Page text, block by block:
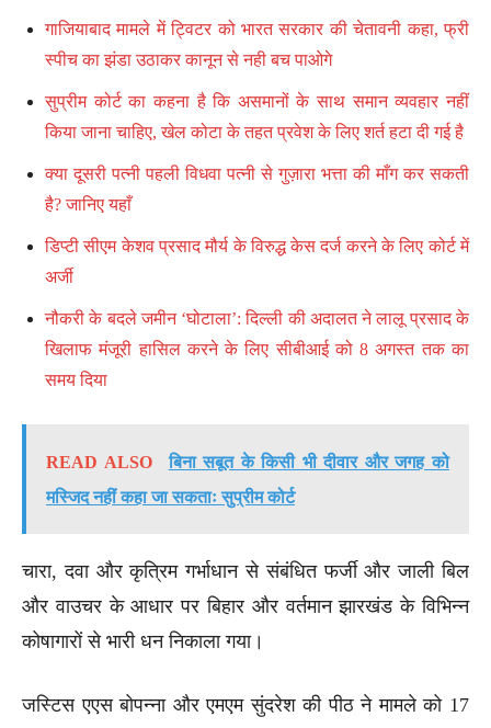
गाजियाबाद मामले में ट्विटर को भारत सरकार की चेतावनी कहा, फ्री
स्पीच का झंडा उठाकर कानून से नही बच पाओगे
सुप्रीम कोर्ट का कहना है कि असमानों के साथ समान व्यवहार नहीं
किया जाना चाहिए, खेल कोटा के तहत प्रवेश के लिए शर्त हटा दी गई है
क्या दूसरी पत्नी पहली विधवा पत्नी से गुज़ारा भत्ता की माँग कर सकती
है? जानिए यहाँ
डिप्टी सीएम केशव प्रसाद मौर्य के विरुद्ध केस दर्ज करने के लिए कोर्ट में
अर्जी
नौकरी के बदले जमीन ‘घोटाला’: दिल्ली की अदालत ने लालू प्रसाद के
खिलाफ मंजूरी हासिल करने के लिए सीबीआई को 8 अगस्त तक का
समय दिया
READ ALSO
बिना सबूत के किसी भी दीवार और जगह को
मस्जिद नहीं कहा जा सकताः सुप्रीम कोर्ट
चारा, दवा और कृत्रिम गर्भाधान से संबंधित फर्जी और जाली बिल
और वाउचर के आधार पर बिहार और वर्तमान झारखंड के विभिन्न
कोषागारों से भारी धन निकाला गया।
जस्टिस एएस बोपन्ना और एमएम सुंदरेश की पीठ ने मामले को 17